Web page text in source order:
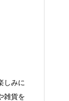
しみに
雑貨を